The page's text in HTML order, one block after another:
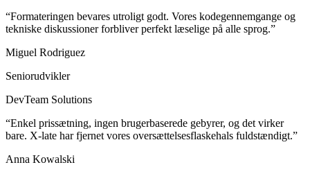
“Formateringen bevares utroligt godt. Vores kodegennemgange og
tekniske diskussioner forbliver perfekt læselige på alle sprog.”
Miguel Rodriguez
Seniorudvikler
DevTeam Solutions
“Enkel prissætning, ingen brugerbaserede gebyrer, og det virker
bare. X-late har fjernet vores oversættelsesflaskehals fuldstændigt.”
Anna Kowalski